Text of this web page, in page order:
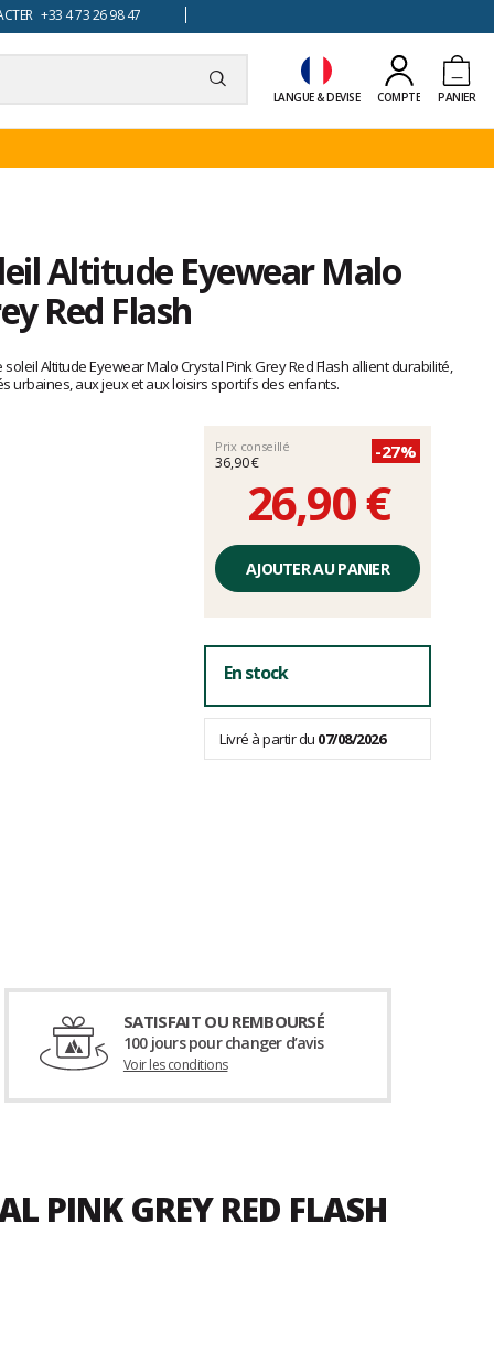
+33 4 73 26 98 47
LANGUE & DEVISE COMPTE PANIER
Altitude Eyewear Malo
Red Flash
Altitude Eyewear Malo Crystal Pink Grey Red Flash allient durabilité,
urbaines, aux jeux et aux loisirs sportifs des enfants.
Prix conseillé
36,90 €
-27%
26,90 €
Prix
unitaire,
hors
frais
AJOUTER AU PANIER
En stock
Livré à partir du 07/08/2026
SATISFAIT OU REMBOURSÉ
100 jours pour changer d’avis
Voir les conditions
PINK GREY RED FLASH